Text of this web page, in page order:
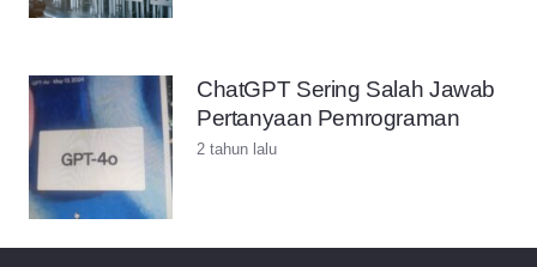
ChatGPT Sering Salah Jawab
Pertanyaan Pemrograman
2 tahun lalu